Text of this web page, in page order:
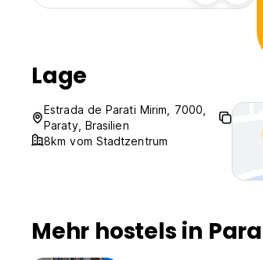
Lage
Estrada de Parati Mirim, 7000,
Paraty, Brasilien
8km vom Stadtzentrum
Mehr hostels in